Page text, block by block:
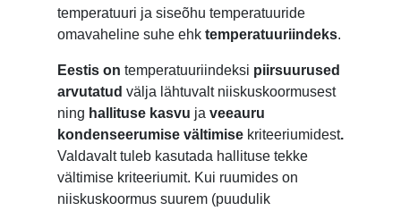
temperatuuri ja siseõhu temperatuuride
omavaheline suhe ehk temperatuuriindeks.
Eestis on temperatuuriindeksi piirsuurused
arvutatud välja lähtuvalt niiskuskoormusest
ning hallituse kasvu ja veeauru
kondenseerumise vältimise kriteeriumidest.
Valdavalt tuleb kasutada hallituse tekke
vältimise kriteeriumit. Kui ruumides on
niiskuskoormus suurem (puudulik